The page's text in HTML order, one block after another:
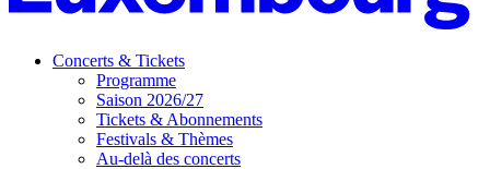
Concerts & Tickets
Programme
Saison 2026/27
Tickets & Abonnements
Festivals & Thèmes
Au-delà des concerts